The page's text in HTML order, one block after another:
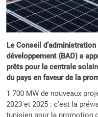
Le Conseil
développement (BAD) a
prêts pour la centrale
du pays en faveur de la
1 700 MW de nouveaux
2023 et 2025 : c’est la
tunisien pour la promotion